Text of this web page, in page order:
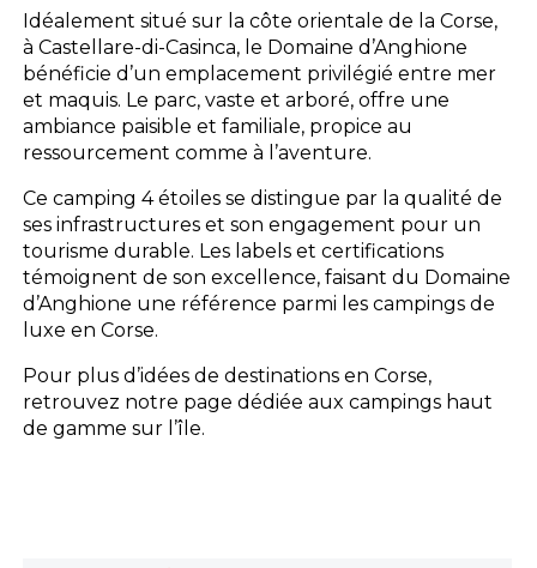
Idéalement situé sur la côte orientale de la Corse,
à Castellare-di-Casinca, le Domaine d’Anghione
bénéficie d’un emplacement privilégié entre mer
et maquis. Le parc, vaste et arboré, offre une
ambiance paisible et familiale, propice au
ressourcement comme à l’aventure.
Ce camping 4 étoiles se distingue par la qualité de
ses infrastructures et son engagement pour un
tourisme durable. Les labels et certifications
témoignent de son excellence, faisant du Domaine
d’Anghione une référence parmi les campings de
luxe en Corse.
Pour plus d’idées de destinations en Corse,
retrouvez notre page dédiée aux campings haut
de gamme sur l’île.